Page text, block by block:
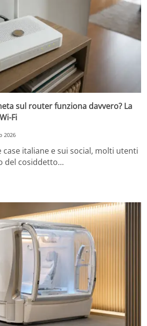
sul router funziona davvero? La
Fi
2026
case italiane e sui social, molti utenti
del cosiddetto…